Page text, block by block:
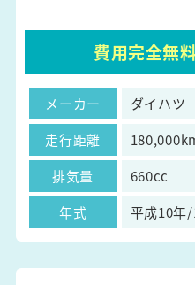
費用完全無
メーカー
ダイハツ
走行距離
排気量
660cc
年式
平成10年